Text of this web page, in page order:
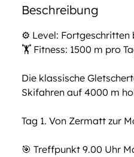
Beschreibung
⚙️ Level: Fortgeschritten
🏋️ Fitness: 1500 m pro
Die klassische
Skifahren auf 4000 m
Tag 1. Von Zermatt zur
🎯 Treffpunkt 9.00 Uhr